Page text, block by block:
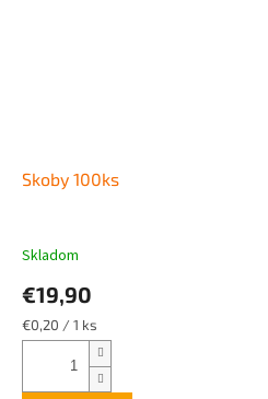
Skoby 100ks
Skladom
€19,90
Jednotková
cena:
€0,20 / 1 ks